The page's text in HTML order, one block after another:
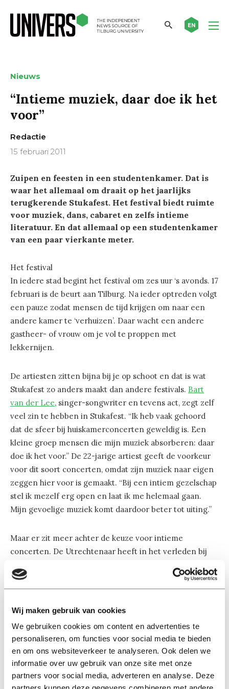
Wij maken gebruik van cookies
We gebruiken cookies om content en advertenties te
personaliseren, om functies voor social media te bieden
en om ons websiteverkeer te analyseren. Ook delen we
informatie over uw gebruik van onze site met onze
partners voor social media, adverteren en analyse. Deze
EN
Nieuws
“Intieme muziek, daar doe ik het
voor”
Redactie
15 februari 2011
Zuipen en feesten in een studentenkamer. Dat is
waar het allemaal om draait op het jaarlijks
terugkerende Stukafest. Het festival biedt ruimte
voor muziek, dans, cabaret en zelfs intieme
literatuur. En dat allemaal op een studentenkamer
van een paar vierkante meter.
Het festival
In iedere stad begint het festival om zes uur ‘s avonds. 17
februari is de beurt aan Tilburg. Na ieder optreden volgt
een pauze zodat mensen de tijd krijgen om naar een
andere kamer te ‘verhuizen’. Daar wacht een andere
gastheer- of vrouw om je vol te proppen met
lekkernijen.
De artiesten zitten bijna bij je op schoot en dat is wat
Stukafest zo anders maakt dan andere festivals. Bart
van der Lee, singer-songwriter en tevens act, zegt zelf
veel zin te hebben in Stukafest. “Ik heb vaak gehoord
dat de sfeer bij huiskamerconcerten geweldig is. Een
kleine groep mensen die mijn muziek absorberen: daar
doe ik het voor.” De 22-jarige artiest geeft de voorkeur
voor dit soort concerten, omdat zijn muziek naar eigen
zeggen hier voor is gemaakt. “Bij een intiem gezelschap
stel ik mezelf erg open en laat ik me helemaal gaan.
Mijn gevoelige muziek komt daardoor beter tot uiting.”
Maar er zit meer achter de keuze voor intieme
concerten. De Utrechtenaar heeft in het verleden bij
Daar is hij nu van afgestapt. “Ik heb wel eens
meegemaakt dat mensen ‘boe’ gingen roepen. Ik
zetten, maar toch irriteert het mij wel.” Ondanks dat hij
geen optredens meer voor een groot publiek geeft, gaat
het goed met de loopbaan van Van der Lee. “Over iets
meer dan een jaar verschijnt mijn derde CD. Liedjes
schrijven gaat me nog steeds goed af.”